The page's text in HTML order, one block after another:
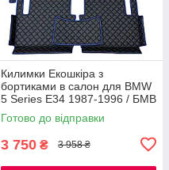
Килимки Екошкіра з
бортиками в салон для BMW
5 Series E34 1987-1996 / БМВ
Е34 килимки
Готово до відправки
3 750 ₴ 3 958 ₴